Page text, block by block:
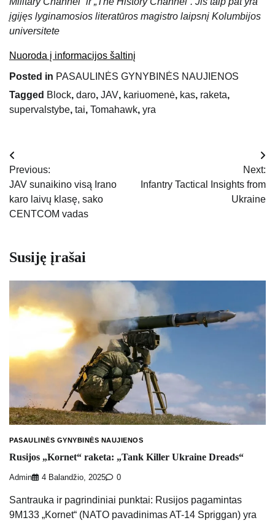
įgijęs lyginamosios literatūros magistro laipsnį Kolumbijos
universitete
Nuoroda į informacijos šaltinį
Posted in PASAULINĖS GYNYBINĖS NAUJIENOS
Tagged Block, daro, JAV, kariuomenė, kas, raketa,
supervalstybe, tai, Tomahawk, yra
Navigacija
tarp
įrašų
Previous:
JAV sunaikino visą Irano
karo laivų klasę, sako
CENTCOM vadas
Next:
Infantry Tactical Insights from
Ukraine
Susiję įrašai
PASAULINĖS GYNYBINĖS NAUJIENOS
Rusijos „Kornet“ raketa: „Tank Killer Ukraine Dreads“
Admin 4 Balandžio, 2025 0
Santrauka ir pagrindiniai punktai: Rusijos pagamintas
9M133 „Kornet“ (NATO pavadinimas AT-14 Spriggan) yra